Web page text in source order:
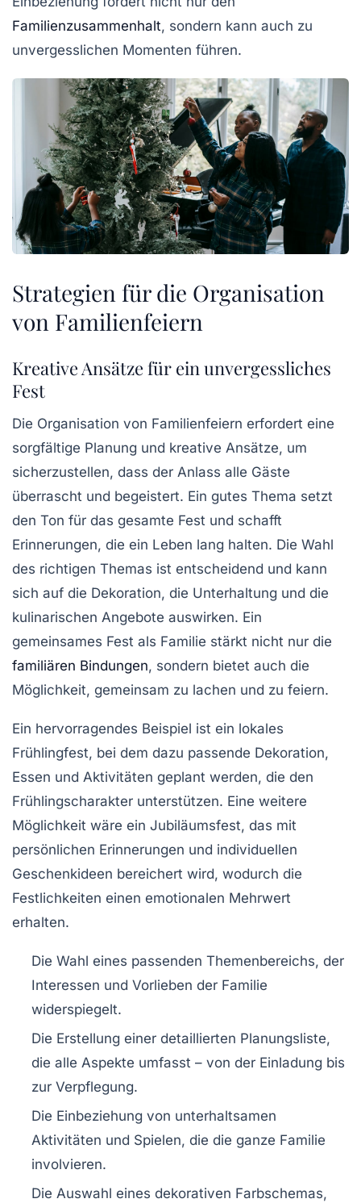
Familienzusammenhalt, sondern kann auch zu
unvergesslichen Momenten führen.
Strategien für die Organisation
von Familienfeiern
Kreative Ansätze für ein unvergessliches
Fest
Die Organisation von Familienfeiern erfordert eine
sorgfältige Planung und kreative Ansätze, um
sicherzustellen, dass der Anlass alle Gäste
überrascht und begeistert. Ein gutes Thema setzt
den Ton für das gesamte Fest und schafft
Erinnerungen, die ein Leben lang halten. Die Wahl
des richtigen Themas ist entscheidend und kann
sich auf die Dekoration, die Unterhaltung und die
kulinarischen Angebote auswirken. Ein
gemeinsames Fest als Familie stärkt nicht nur die
familiären Bindungen, sondern bietet auch die
Möglichkeit, gemeinsam zu lachen und zu feiern.
Ein hervorragendes Beispiel ist ein lokales
Frühlingfest, bei dem dazu passende Dekoration,
Essen und Aktivitäten geplant werden, die den
Frühlingscharakter unterstützen. Eine weitere
Möglichkeit wäre ein Jubiläumsfest, das mit
persönlichen Erinnerungen und individuellen
Geschenkideen bereichert wird, wodurch die
Festlichkeiten einen emotionalen Mehrwert
erhalten.
Die Wahl eines passenden Themenbereichs, der
Interessen und Vorlieben der Familie
widerspiegelt.
Die Erstellung einer detaillierten Planungsliste,
die alle Aspekte umfasst – von der Einladung bis
zur Verpflegung.
Die Einbeziehung von unterhaltsamen
Aktivitäten und Spielen, die die ganze Familie
involvieren.
Die Auswahl eines dekorativen Farbschemas,